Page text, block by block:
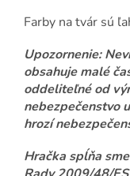
Farby na tvár sú
Upozornenie:
obsahuje malé
oddeliteľné od
nebezpečenstvo
hrozí
Hračka spĺňa